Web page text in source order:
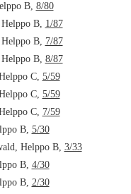
B, 8/80
B, 1/87
B, 7/87
B, 8/87
C, 5/59
C, 5/59
C, 7/59
B, 5/30
Helppo B, 3/33
B, 4/30
B, 2/30